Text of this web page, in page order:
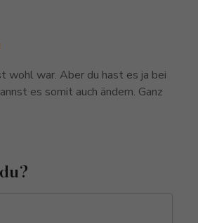
wohl war. Aber du hast es ja bei
es somit auch ändern. Ganz